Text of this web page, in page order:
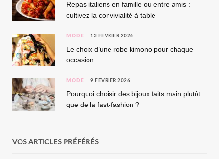
Repas italiens en famille ou entre amis :
cultivez la convivialité à table
MODE 13 FÉVRIER 2026
Le choix d’une robe kimono pour chaque
occasion
MODE 9 FÉVRIER 2026
Pourquoi choisir des bijoux faits main plutôt
que de la fast-fashion ?
VOS ARTICLES PRÉFÉRÉS